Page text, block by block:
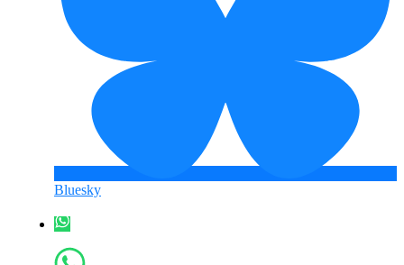
Bluesky